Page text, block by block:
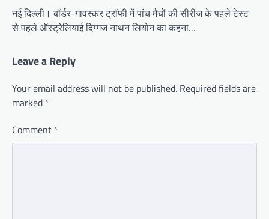
नई दिल्ली। बॉर्डर-गावस्कर ट्रॉफी में पांच मैचों की सीरीज के पहले टेस्ट
से पहले ऑस्ट्रेलियाई दिग्गज नाथन लियोन का कहना…
Leave a Reply
Your email address will not be published. Required fields are
marked *
Comment *